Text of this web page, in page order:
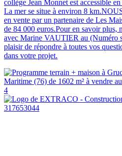
collège Jean Monnet est accessible
La mer se situe à environ 8
en vente par un partenaire de Les
de 84 000 euros.Pour en savoir plus,
avec Marine VAUTIER au (Numéro
plaisir de répondre à toutes vos
dans votre projet.
4